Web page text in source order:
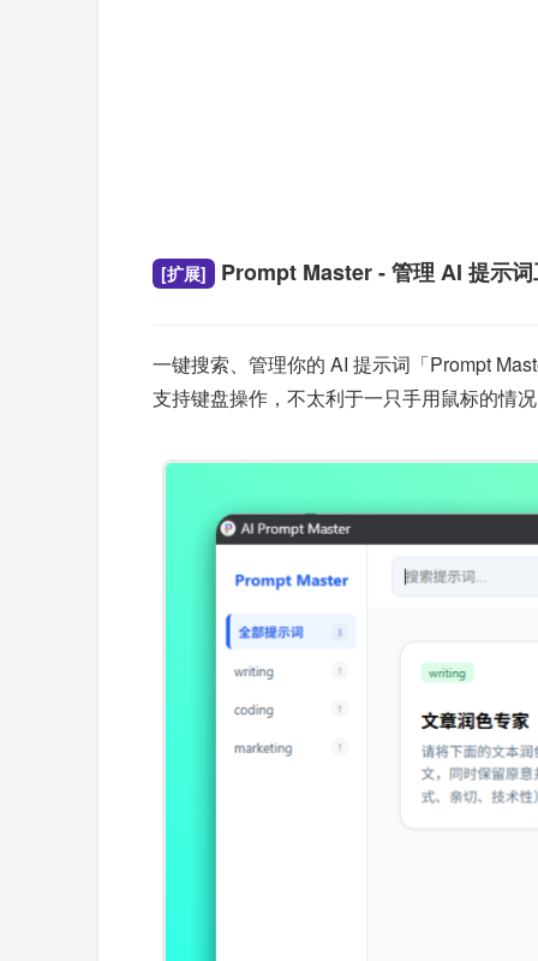
[扩展] Prompt Master - 管理 AI 提示
一键搜索、管理你的 AI 提示词「Prompt
支持键盘操作，不太利于一只手用鼠标的情